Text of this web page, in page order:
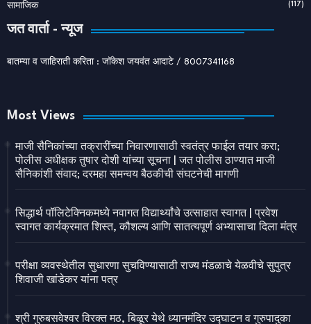
सामाजिक (117)
जत वार्ता - न्यूज
बातम्या व जाहिराती करिता : जॉकेश जयवंत आदाटे / 8007341168
Most Views
माजी सैनिकांच्या तक्रारींच्या निवारणासाठी स्वतंत्र फाईल तयार करा;
पोलीस अधीक्षक तुषार दोशी यांच्या सूचना | जत पोलीस ठाण्यात माजी
सैनिकांशी संवाद; दरमहा समन्वय बैठकीची संघटनेची मागणी
सिद्धार्थ पॉलिटेक्निकमध्ये नवागत विद्यार्थ्यांचे उत्साहात स्वागत | प्रवेश
स्वागत कार्यक्रमात शिस्त, कौशल्य आणि सातत्यपूर्ण अभ्यासाचा दिला मंत्र
परीक्षा व्यवस्थेतील सुधारणा सुचविण्यासाठी राज्य मंडळाचे येळवीचे सुपुत्र
शिवाजी खांडेकर यांना पत्र
श्री गुरुबसवेश्वर विरक्त मठ, बिळूर येथे ध्यानमंदिर उद्घाटन व गुरुपादुका